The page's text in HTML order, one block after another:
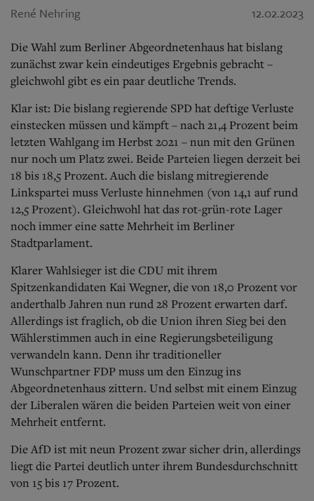
René Nehring 12.02.2023
Die Wahl zum Berliner Abgeordnetenhaus hat bislang
zunächst zwar kein eindeutiges Ergebnis gebracht –
gleichwohl gibt es ein paar deutliche Trends.
Klar ist: Die bislang regierende SPD hat deftige Verluste
einstecken müssen und kämpft – nach 21,4 Prozent beim
letzten Wahlgang im Herbst 2021 – nun mit den Grünen
nur noch um Platz zwei. Beide Parteien liegen derzeit bei
18 bis 18,5 Prozent. Auch die bislang mitregierende
Linkspartei muss Verluste hinnehmen (von 14,1 auf rund
12,5 Prozent). Gleichwohl hat das rot-grün-rote Lager
noch immer eine satte Mehrheit im Berliner
Stadtparlament.
Klarer Wahlsieger ist die CDU mit ihrem
Spitzenkandidaten Kai Wegner, die von 18,0 Prozent vor
anderthalb Jahren nun rund 28 Prozent erwarten darf.
Allerdings ist fraglich, ob die Union ihren Sieg bei den
Wählerstimmen auch in eine Regierungsbeteiligung
verwandeln kann. Denn ihr traditioneller
Wunschpartner FDP muss um den Einzug ins
Abgeordnetenhaus zittern. Und selbst mit einem Einzug
der Liberalen wären die beiden Parteien weit von einer
Mehrheit entfernt.
Die AfD ist mit neun Prozent zwar sicher drin, allerdings
liegt die Partei deutlich unter ihrem Bundesdurchschnitt
von 15 bis 17 Prozent.